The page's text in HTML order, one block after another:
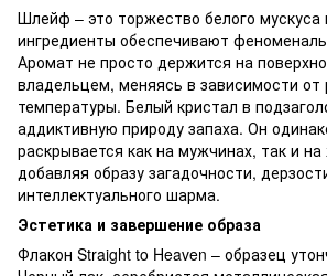
Шлейф – это торжество белого
ингредиенты обеспечивают
Аромат не просто держится на
владельцем, меняясь в зависимости
температуры. Белый кристал в
аддиктивную природу запаха. Он
раскрывается как на мужчинах, так и
добавляя образу загадочности,
интеллектуального шарма.
Эстетика и завершение образа
Флакон Straight to Heaven – образец